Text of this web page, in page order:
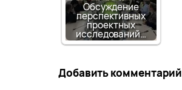
Обсуждение
перспективных
проектных
исследований…
Добавить комментарий